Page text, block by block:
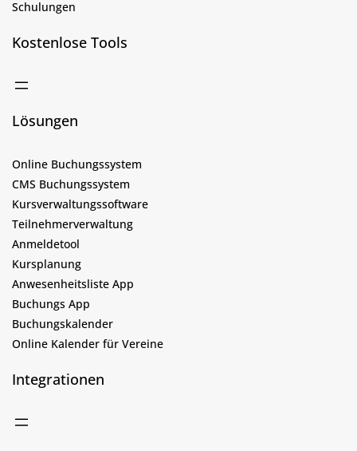
Schulungen
Kostenlose Tools
Lösungen
Online Buchungssystem
CMS Buchungssystem
Kursverwaltungssoftware
Teilnehmerverwaltung
Anmeldetool
Kursplanung
Anwesenheitsliste App
Buchungs App
Buchungskalender
Online Kalender für Vereine
Integrationen